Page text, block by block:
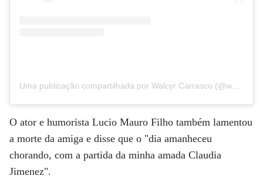
Uma publicação compartilhada por Walcyr Carrasco (@walcyrcarrasco)
O ator e humorista Lucio Mauro Filho também lamentou
a morte da amiga e disse que o "dia amanheceu
chorando, com a partida da minha amada Claudia
Jimenez".